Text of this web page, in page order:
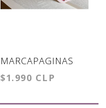
MARCAPAGINAS
HASTA ACÁ
$1.990 CLP